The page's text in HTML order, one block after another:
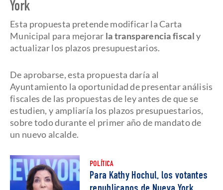
York
Esta propuesta pretende modificar la Carta
Municipal para mejorar la transparencia fiscaly
actualizar los plazos presupuestarios.
De aprobarse, esta propuesta daría al
Ayuntamiento la oportunidad de presentar análisis
fiscales de las propuestas de ley antes de que se
estudien, y ampliaría los plazos presupuestarios,
sobre todo durante el primer año de mandato de
un nuevo alcalde.
POLÍTICA
Para Kathy Hochul, los votantes